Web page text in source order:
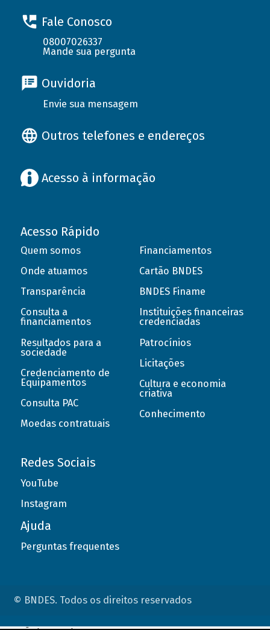
Fale Conosco
08007026337
Mande sua pergunta
Ouvidoria
Envie sua mensagem
Outros telefones e endereços
Acesso à informação
Acesso Rápido
Quem somos
Onde atuamos
Transparência
Consulta a
financiamentos
Resultados para a
sociedade
Credenciamento de
Equipamentos
Consulta PAC
Moedas contratuais
Financiamentos
Cartão BNDES
BNDES Finame
Instituições financeiras
credenciadas
Patrocínios
Licitações
Cultura e economia
criativa
Conhecimento
Redes Sociais
YouTube
Instagram
Ajuda
Perguntas frequentes
© BNDES. Todos os direitos reservados